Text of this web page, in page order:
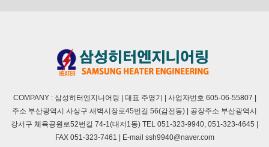
COMPANY : 삼성히터엔지니어링 | 대표 주영기 | 사업자번호 605-06-55807 |
주소 부산광역시 사상구 새벽시장로45번길 56(감전동) | 공장주소 부산광역시
강서구 체육공원로52번길 74-1(대저1동) TEL 051-323-9940, 051-323-4645 |
FAX 051-323-7461 | E-mail ssh9940@naver.com